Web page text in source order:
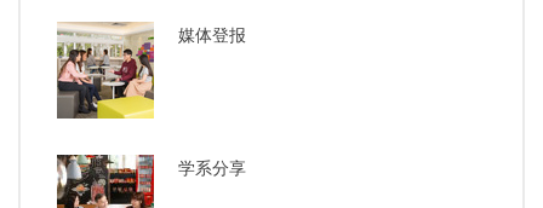
媒体登报
学系分享